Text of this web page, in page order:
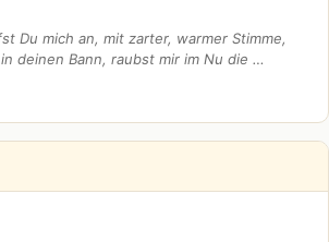
Du mich an, mit zarter, warmer Stimme,
deinen Bann, raubst mir im Nu die …